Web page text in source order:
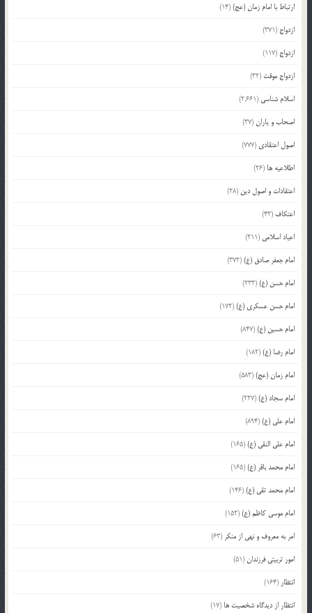
ارتباط با امام زمان (عج)(14)
ازدواج (371)
ازدواج (117)
ازدواج موقت (32)
اسلام شناسی (2,661)
اصحاب و یاران(37)
اصول اعتقادی (777)
اطلاعیه ها (26)
اعتقادات و اصول دین (28)
اعتکاف (43)
اعیاد اسلامی (211)
امام جعفر صادق (ع)(372)
امام حسن (ع)(233)
امام حسن عسکری (ع)(172)
امام حسین (ع)(847)
امام رضا (ع)(182)
امام زمان (عج)(583)
امام سجاد (ع)(227)
امام علی (ع)(894)
امام علی النقی (ع)(165)
امام محمد باقر (ع)(165)
امام محمد تقی (ع)(146)
امام موسی کاظم (ع)(152)
امر به معروف و نهی از منکر (63)
امور تربیتی فرزندان(51)
انتظار (164)
انتظار از دیدگاه شخصیت ها (17)